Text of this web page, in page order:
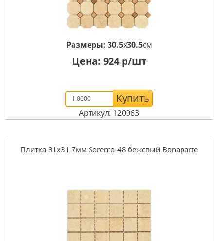
Размеры: 30.5x30.5см
Цена: 924р/шт
Купить
Артикул: 120063
Плитка 31x31 7мм Sorento-48 бежевый Bonaparte